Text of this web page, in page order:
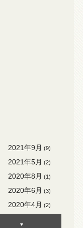
2021年9月 (9)
2021年5月 (2)
2020年8月 (1)
2020年6月 (3)
2020年4月 (2)